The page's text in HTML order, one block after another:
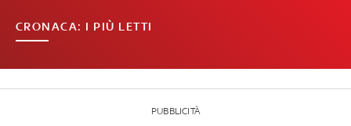
CRONACA: I PIÙ LETTI
PUBBLICITÀ